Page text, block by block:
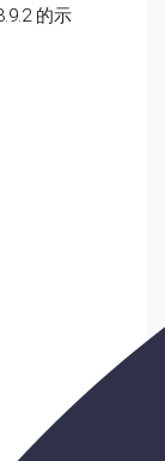
的示